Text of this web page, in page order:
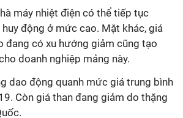
máy nhiệt điện có thể tiếp tục
động ở mức cao. Mặt khác, giá
đang có xu hướng giảm cũng tạo
doanh nghiệp mảng này.
dao động quanh mức giá trung bình
Còn giá than đang giảm do thặng